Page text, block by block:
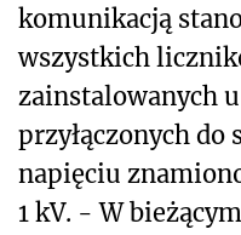
komunikacją
wszystkich
zainstalowanych
przyłączonych do
napięciu
1 kV. - W